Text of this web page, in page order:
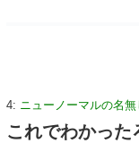
4: ニューノーマルの名無
これでわかっ